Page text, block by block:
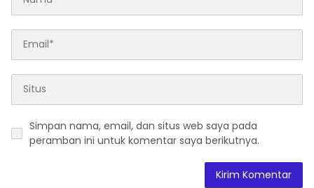
Simpan nama, email, dan situs web saya pada
peramban ini untuk komentar saya berikutnya.